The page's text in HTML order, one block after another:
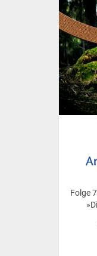
Folge